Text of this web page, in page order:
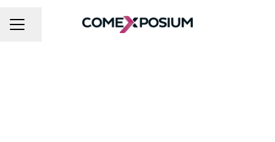
MENU CARRIÈRE
Partager la page